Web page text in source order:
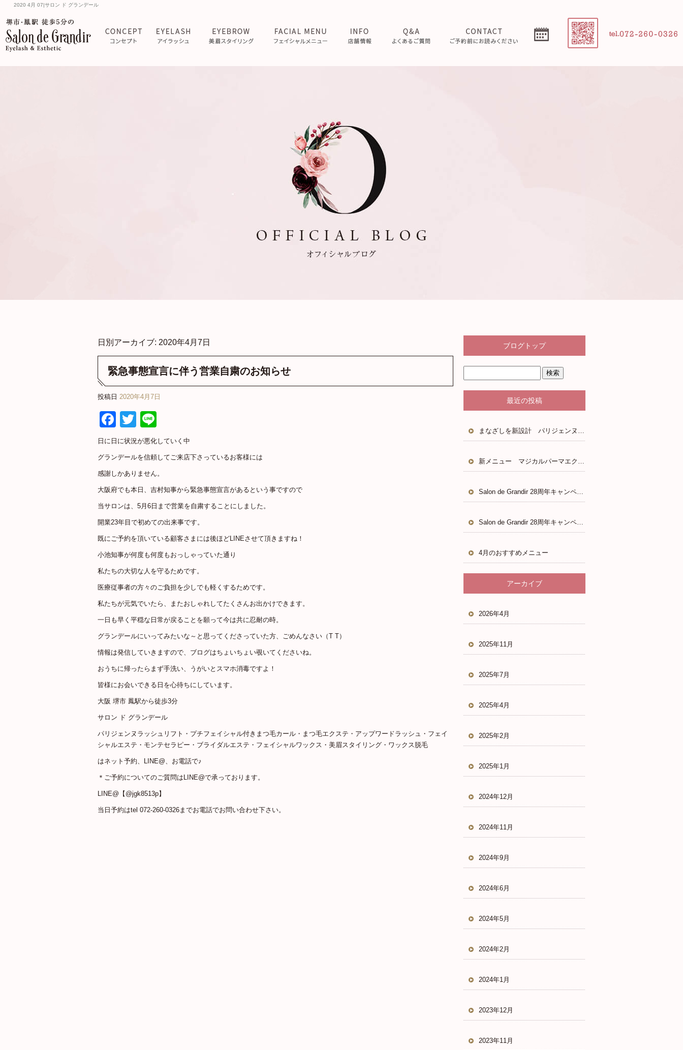
2020 4月 07|サロン ド グランデール
日別アーカイブ: 2020年4月7日
緊急事態宣言に伴う営業自粛のお知らせ
投稿日 2020年4月7日
Facebook
Twitter
日に日に状況が悪化していく中
グランデールを信頼してご来店下さっているお客様には
感謝しかありません。
大阪府でも本日、吉村知事から緊急事態宣言があるという事ですので
当サロンは、5月6日まで営業を自粛することにしました。
開業23年目で初めての出来事です。
既にご予約を頂いている顧客さまには後ほどLINEさせて頂きますね！
小池知事が何度も何度もおっしゃっていた通り
私たちの大切な人を守るためです。
医療従事者の方々のご負担を少しでも軽くするためです。
私たちが元気でいたら、またおしゃれしてたくさんお出かけできます。
一日も早く平穏な日常が戻ることを願って今は共に忍耐の時。
グランデールにいってみたいな～と思ってくださっていた方、ごめんなさい（T T）
情報は発信していきますので、ブログはちょいちょい覗いてくださいね。
おうちに帰ったらまず手洗い、うがいとスマホ消毒ですよ！
皆様にお会いできる日を心待ちにしています。
大阪 堺市 鳳駅から徒歩3分
サロン ド グランデール
パリジェンヌラッシュリフト・プチフェイシャル付きまつ毛カール・まつ毛エクステ・アップワードラッシュ・フェイ
シャルエステ・モンテセラピー・ブライダルエステ・フェイシャルワックス・美眉スタイリング・ワックス脱毛
はネット予約、LINE@、お電話で♪
＊ご予約についてのご質問はLINE@で承っております。
LINE@【@jgk8513p】
当日予約はtel 072-260-0326までお電話でお問い合わせ下さい。
ブログトップ
最近の投稿
まなざしを新設計 パリジェンヌラッシュリフト2.0
新メニュー マジカルパーマエクステ
Salon de Grandir 28周年キャンペーン
Salon de Grandir 28周年キャンペーン
4月のおすすめメニュー
アーカイブ
2026年4月
2025年11月
2025年7月
2025年4月
2025年2月
2025年1月
2024年12月
2024年11月
2024年9月
2024年6月
2024年5月
2024年2月
2024年1月
2023年12月
2023年11月